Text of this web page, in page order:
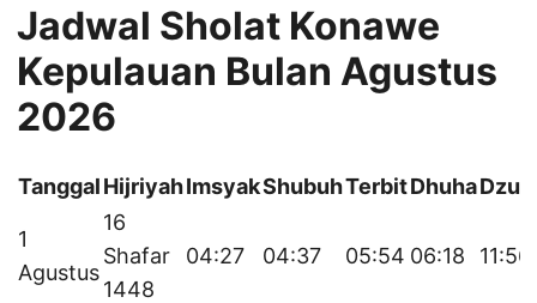
Jadwal Sholat Konawe
Kepulauan Bulan Agustus
2026
TanggalHijriyahImsyakShubuhTerbitDhuha
1
Agustus
16
Shafar
1448
04:27 04:37 05:54 06:18 11:56